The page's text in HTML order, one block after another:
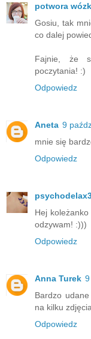
potwora
Gosiu, tak
co dalej
Fajnie, że
poczytania! :)
Odpowiedz
Aneta 9
mnie się
Odpowiedz
Hej
odzywam! :)))
Odpowiedz
Anna Turek
Bardzo
na kilku
Odpowiedz